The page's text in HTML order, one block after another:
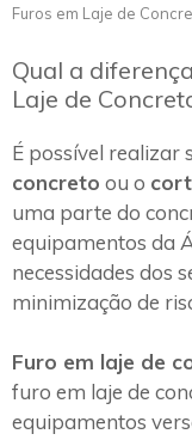
Furos em Laje de
Qual a
Laje de
É possível realizar
concreto ou o
uma parte do
equipamentos da
necessidades dos
minimização de
Furo em laje de
furo em laje de
equipamentos